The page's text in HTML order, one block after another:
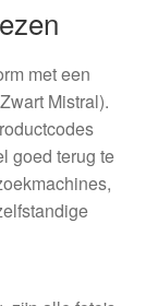
met een
Mistral).
goed terug te